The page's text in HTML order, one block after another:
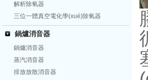
解析除氧器
三位一體真空電化學(xué)除氧器
鍋爐消音器
鍋爐消音器
蒸汽消音器
排放放散消音器